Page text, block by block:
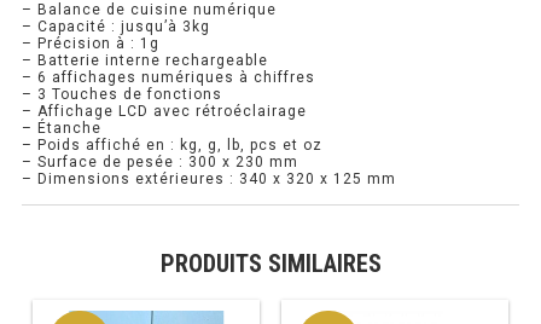
PROFONDEUR 300 VITRÉE
PROFONDEUR 400 VITRÉE
PROFONDEUR 300 INOX
PROFONDEUR 400 INOX
ARMOIRE RÉFRIGÉRÉE
– Balance de cuisine numérique
– Capacité : jusqu’à 3kg
– Précision à : 1g
– Batterie interne rechargeable
– 6 affichages numériques à chiffres
– 3 Touches de fonctions
– Affichage LCD avec rétroéclairage
– Étanche
– Poids affiché en : kg, g, lb, pcs et oz
– Surface de pesée : 300 x 230 mm
– Dimensions extérieures : 340 x 320 x 125 mm
PRODUITS SIMILAIRES